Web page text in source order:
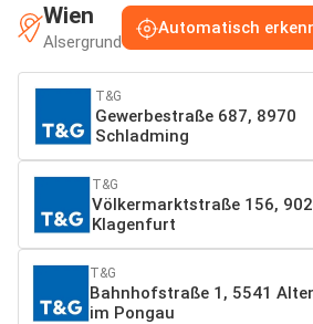
Wien
Alsergrund
Automatisch
T&G
Gewerbestraße 687, 8970
Schladming
T&G
Völkermarktstraße 156,
Klagenfurt
T&G
Bahnhofstraße 1, 5541
im Pongau